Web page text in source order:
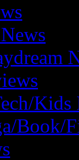
Kids
Book/